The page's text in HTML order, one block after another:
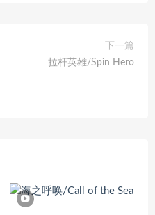
下一篇
拉杆英雄/Spin Hero